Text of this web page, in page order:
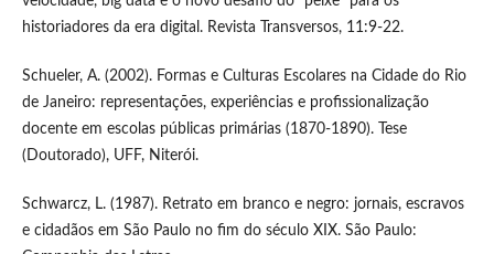
historiadores da era digital. Revista Transversos, 11:9-22.
Schueler, A. (2002). Formas e Culturas Escolares na Cidade do Rio
de Janeiro: representações, experiências e profissionalização
docente em escolas públicas primárias (1870-1890). Tese
(Doutorado), UFF, Niterói.
Schwarcz, L. (1987). Retrato em branco e negro: jornais, escravos
e cidadãos em São Paulo no fim do século XIX. São Paulo: